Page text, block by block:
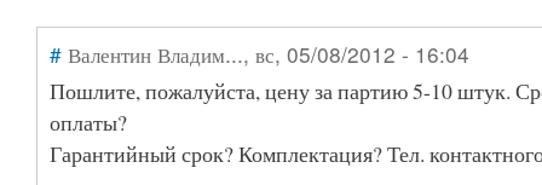
# Валентин Владим..., вс, 05/08/2012 - 16:04
Пошлите, пожалуйста, цену за партию 5-10 штук.
оплаты?
Гарантийный срок? Комплектация? Тел.